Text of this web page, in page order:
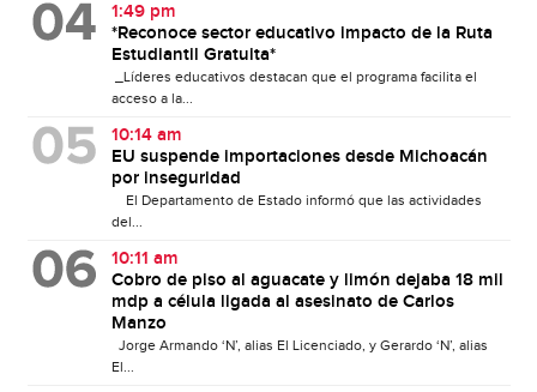
1:49 pm
*Reconoce sector educativo impacto de la Ruta
Estudiantil Gratuita*
_Líderes educativos destacan que el programa facilita el
acceso a la...
10:14 am
EU suspende importaciones desde Michoacán
por inseguridad
El Departamento de Estado informó que las actividades
del...
10:11 am
Cobro de piso al aguacate y limón dejaba 18 mil
mdp a célula ligada al asesinato de Carlos
Manzo
Jorge Armando ‘N’, alias El Licenciado, y Gerardo ‘N’, alias
El...